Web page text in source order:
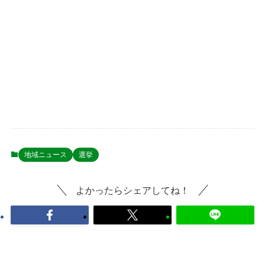
地域ニュース 選挙
よかったらシェアしてね！